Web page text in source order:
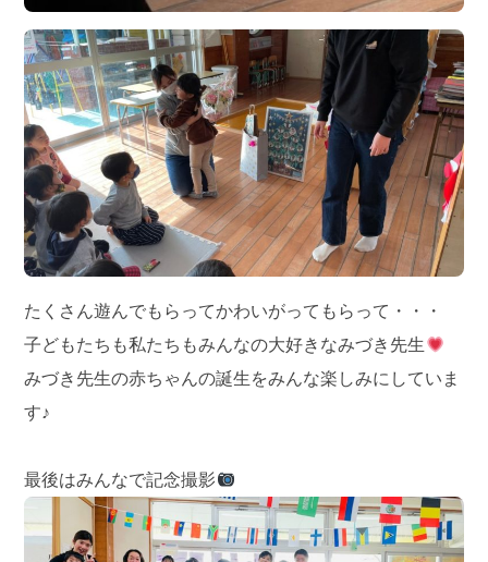
たくさん遊んでもらってかわいがってもらって・・・
子どもたちも私たちもみんなの大好きなみづき先生
みづき先生の赤ちゃんの誕生をみんな楽しみにしていま
す♪
最後はみんなで記念撮影